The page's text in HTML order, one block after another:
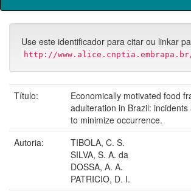
Use este identificador para citar ou linkar
http://
Título:
Economically motivated food
adulteration in Brazil:
to minimize occurrence.
Autoria:
TIBOLA, C. S.
SILVA, S. A. da
DOSSA, A. A.
PATRICIO, D. I.